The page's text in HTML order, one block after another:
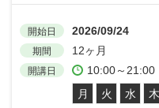
開始日 2026/09/24
期間 12ヶ月
開講日
10:00～21:00
月
火 水 木